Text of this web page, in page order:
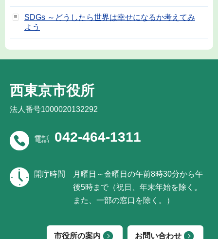
SDGs ～どうしたら世界は幸せになるか考えてみ
よう
西東京市役所
法人番号1000020132292
電話 042-464-1311
開庁時間
月曜日～金曜日の午前8時30分から午
後5時まで（祝日、年末年始を除く。
また、一部の窓口を除く。）
市役所の案内 お問い合わせ